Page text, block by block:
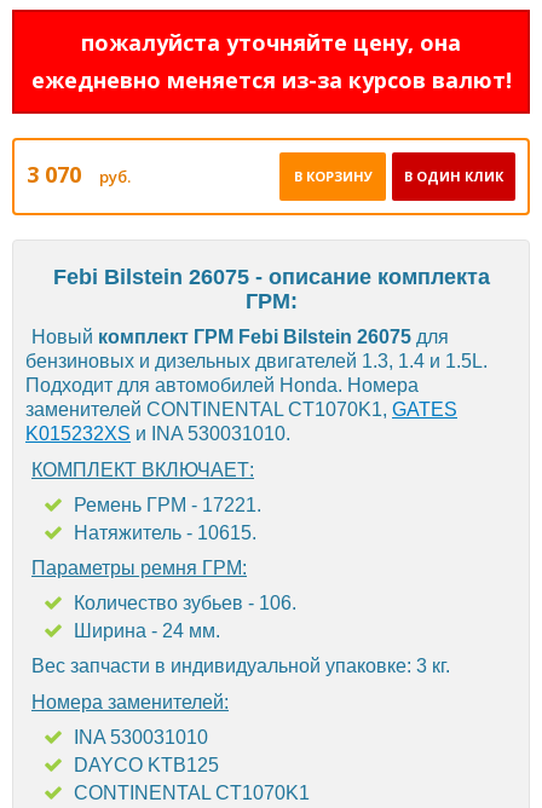
пожалуйста уточняйте цену, она
ежедневно меняется из-за курсов валют!
3 070 руб. В ОДИН КЛИК
В КОРЗИНУ
Febi Bilstein 26075 - описание комплекта
ГРМ:
Новый комплект ГРМ Febi Bilstein 26075 для
бензиновых и дизельных двигателей 1.3, 1.4 и 1.5L.
Подходит для автомобилей Honda. Номера
заменителей CONTINENTAL CT1070K1, GATES
K015232XS и INA 530031010.
КОМПЛЕКТ ВКЛЮЧАЕТ:
Ремень ГРМ - 17221.
Натяжитель - 10615.
Параметры ремня ГРМ:
Количество зубьев - 106.
Ширина - 24 мм.
Вес запчасти в индивидуальной упаковке: 3 кг.
Номера заменителей:
INA 530031010
DAYCO KTB125
CONTINENTAL CT1070K1